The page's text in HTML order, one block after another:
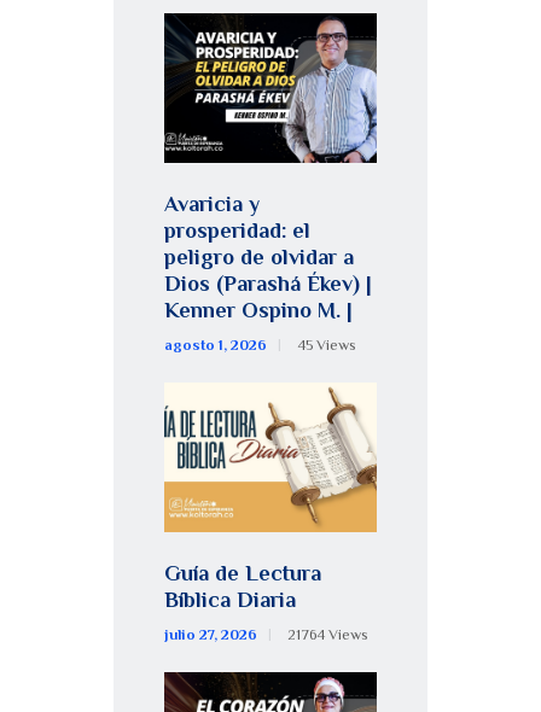
Avaricia y
prosperidad: el
peligro de olvidar a
Dios (Parashá Ékev) |
Kenner Ospino M. |
agosto 1, 2026 45 Views
Guía de Lectura
Bíblica Diaria
julio 27, 2026 21764 Views